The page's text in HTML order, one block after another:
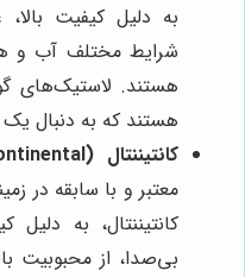
به دلیل کیفیت
شرایط مختلف آب و
هستند. لاستیک‌های
هستند که به دنبال
کانتیننتال (Continental):
معتبر و با سابقه در
کانتیننتال، به
بی‌صدا، از محبوبیت